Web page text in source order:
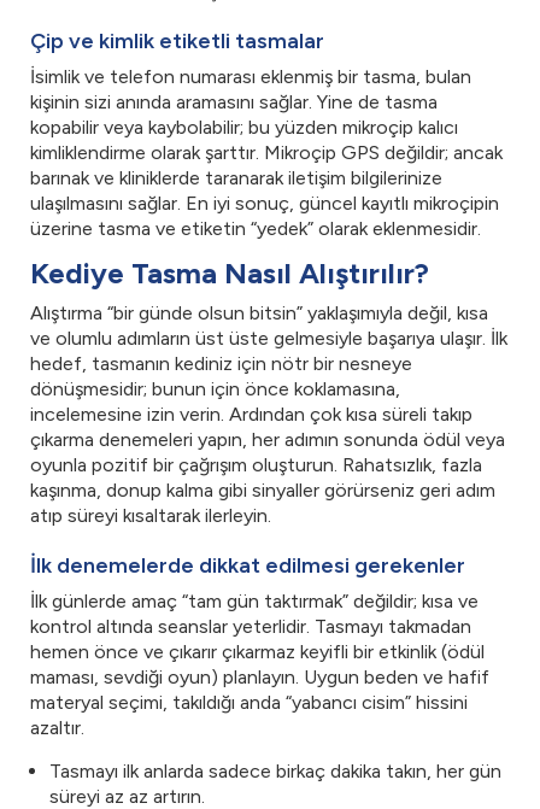
Çip ve kimlik etiketli tasmalar
İsimlik ve telefon numarası eklenmiş bir tasma, bulan
kişinin sizi anında aramasını sağlar. Yine de tasma
kopabilir veya kaybolabilir; bu yüzden mikroçip kalıcı
kimliklendirme olarak şarttır. Mikroçip GPS değildir; ancak
barınak ve kliniklerde taranarak iletişim bilgilerinize
ulaşılmasını sağlar. En iyi sonuç, güncel kayıtlı mikroçipin
üzerine tasma ve etiketin “yedek” olarak eklenmesidir.
Kediye Tasma Nasıl Alıştırılır?
Alıştırma “bir günde olsun bitsin” yaklaşımıyla değil, kısa
ve olumlu adımların üst üste gelmesiyle başarıya ulaşır. İlk
hedef, tasmanın kediniz için nötr bir nesneye
dönüşmesidir; bunun için önce koklamasına,
incelemesine izin verin. Ardından çok kısa süreli takıp
çıkarma denemeleri yapın, her adımın sonunda ödül veya
oyunla pozitif bir çağrışım oluşturun. Rahatsızlık, fazla
kaşınma, donup kalma gibi sinyaller görürseniz geri adım
atıp süreyi kısaltarak ilerleyin.
İlk denemelerde dikkat edilmesi gerekenler
İlk günlerde amaç “tam gün taktırmak” değildir; kısa ve
kontrol altında seanslar yeterlidir. Tasmayı takmadan
hemen önce ve çıkarır çıkarmaz keyifli bir etkinlik (ödül
maması, sevdiği oyun) planlayın. Uygun beden ve hafif
materyal seçimi, takıldığı anda “yabancı cisim” hissini
azaltır.
Tasmayı ilk anlarda sadece birkaç dakika takın, her gün
süreyi az az artırın.